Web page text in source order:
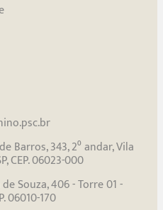
Barros, 343, 2⁰ andar, Vila
CEP. 06023-000
Souza, 406 - Torre 01 -
06010-170